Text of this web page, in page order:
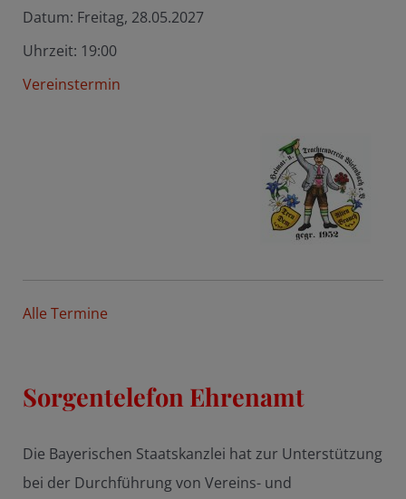
Datum: Freitag, 28.05.2027
Uhrzeit: 19:00
Vereinstermin
Alle Termine
Sorgentelefon Ehrenamt
Die Bayerischen Staatskanzlei hat zur Unterstützung
bei der Durchführung von Vereins- und